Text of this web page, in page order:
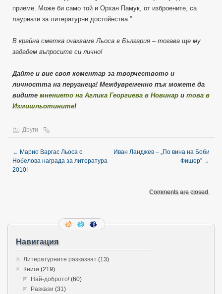
приеме. Може би само той и Орхан Памук, от изброените, са
лауреати за литературни достойнства.”
В крайна сметка очакваме Льоса в България – тогава ще му
зададем въпросите си лично!
Дайте и вие своя коментар за творчеството и
личността на перуанеца! Междувременно пък можете да
видите мнението на Аглика Георгиева в Новинар и това в
Измишльотините!
Други
← Марио Варгас Льоса с
Нобелова награда за литература
2010!
Иван Ланджев – „По вина на Боби
Фишер” →
Comments are closed.
Навигация
Литературните разказват (13)
Книги (219)
Най-доброто! (60)
Разкази (31)